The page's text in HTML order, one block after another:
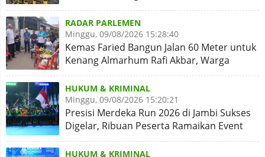
Sinergi Diperkuat
RADAR PARLEMEN
Minggu, 09/08/2026 15:28:40
Kemas Faried Bangun Jalan 60 Meter untuk
Kenang Almarhum Rafi Akbar, Warga
Simpang Rimbo Syukuran
HUKUM & KRIMINAL
Minggu, 09/08/2026 15:20:21
Presisi Merdeka Run 2026 di Jambi Sukses
Digelar, Ribuan Peserta Ramaikan Event
Nasional
HUKUM & KRIMINAL